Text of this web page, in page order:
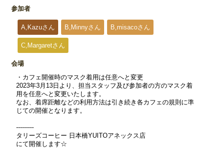
参加者
A,Kazuさん B,Minnyさん B,misacoさん
C,Margaretさん
会場
・カフェ開催時のマスク着用は任意へと変更
2023年3月13日より、担当スタッフ及び参加者の方のマスク着
用を任意へと変更いたします。
なお、着席距離などの利用方法は引き続き各カフェの規則に準
じての開催となります。
---------
タリーズコーヒー 日本橋YUITOアネックス店
にて開催します☆